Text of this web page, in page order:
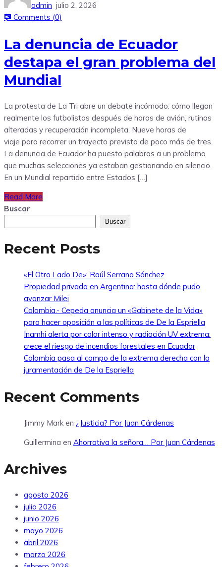
admin julio 2, 2026
Comments (0)
La denuncia de Ecuador
destapa el gran problema del
Mundial
La protesta de La Tri abre un debate incómodo: cómo llegan
realmente los futbolistas después de horas de avión, rutinas
alteradas y recuperación incompleta. Nueve horas de
viaje para recorrer un trayecto previsto de poco más de tres.
La denuncia de Ecuador ha puesto palabras a un problema
que muchas selecciones ya estaban gestionando en silencio.
En un Mundial repartido entre Estados […]
Read More
Buscar
Buscar
Recent Posts
«El Otro Lado De»: Raúl Serrano Sánchez
Propiedad privada en Argentina: hasta dónde pudo
avanzar Milei
Colombia.- Cepeda anuncia un «Gabinete de la Vida»
para hacer oposición a las políticas de De la Espriella
Inamhi alerta por calor intenso y radiación UV extrema:
crece el riesgo de incendios forestales en Ecuador
Colombia pasa al campo de la extrema derecha con la
juramentación de De la Espriella
Recent Comments
Jimmy Mark en ¿Justicia? Por Juan Cárdenas
Guillermina en Ahorrativa la señora… Por Juan Cárdenas
Archives
agosto 2026
julio 2026
junio 2026
mayo 2026
abril 2026
marzo 2026